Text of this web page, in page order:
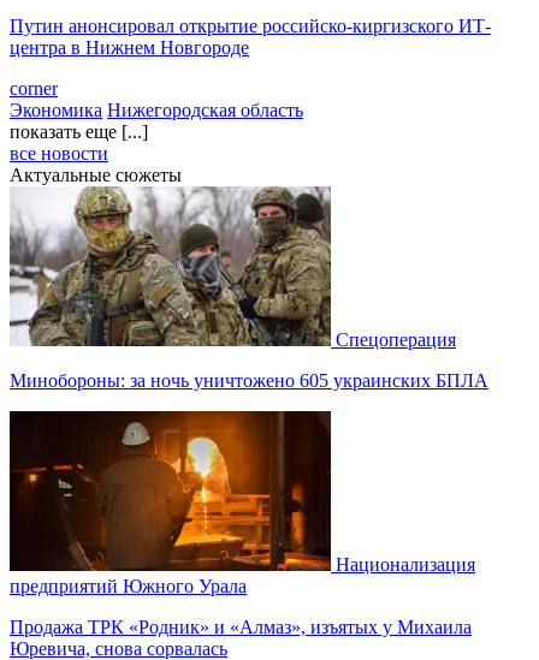
Путин анонсировал открытие российско-киргизского ИТ-
центра в Нижнем Новгороде
corner
Экономика Нижегородская область
показать еще [...]
все новости
Актуальные сюжеты
Спецоперация
Минобороны: за ночь уничтожено 605 украинских БПЛА
Национализация
предприятий Южного Урала
Продажа ТРК «Родник» и «Алмаз», изъятых у Михаила
Юревича, снова сорвалась